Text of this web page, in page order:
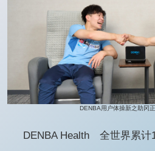
DENBA用户体操新之助冈
DENBA Health 全世界累计